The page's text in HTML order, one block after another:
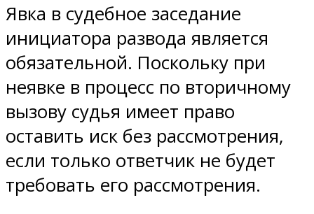
Явка в судебное заседание
инициатора развода является
обязательной. Поскольку при
неявке в процесс по вторичному
вызову судья имеет право
оставить иск без рассмотрения,
если только ответчик не будет
требовать его рассмотрения.